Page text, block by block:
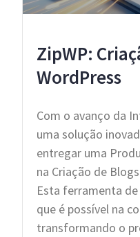
ZipWP:
WordPress
Com o avanço da
uma solução
entregar uma
na Criação de
Esta ferramenta
que é possível na
transformando o